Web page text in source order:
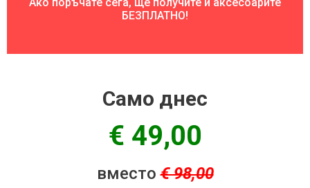
БЕЗПЛАТНО!
Само днес
€ 49,00
вместо€ 98,00